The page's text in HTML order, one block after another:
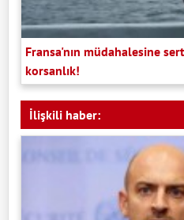
Fransa'nın müdahalesine
korsanlık!
İlişkili haber: